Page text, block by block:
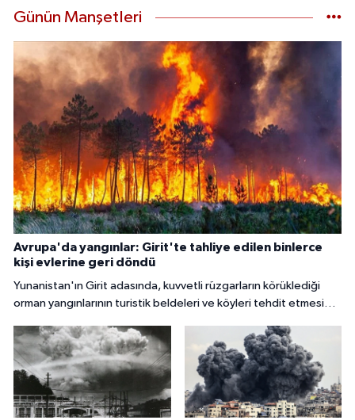
Günün Manşetleri
Avrupa'da yangınlar: Girit'te tahliye edilen binlerce
kişi evlerine geri döndü
Yunanistan'ın Girit adasında, kuvvetli rüzgarların körüklediği
orman yangınlarının turistik beldeleri ve köyleri tehdit etmesi